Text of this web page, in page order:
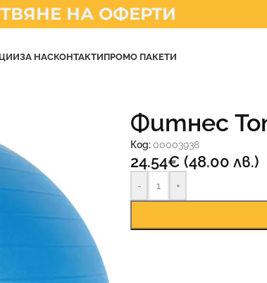
НА ОФЕРТИ
ЗА НАСКОНТАКТИПРОМО ПАКЕТИ
Фитнес
Код: 00003938
24.54€ (48.00 лв.)
- +